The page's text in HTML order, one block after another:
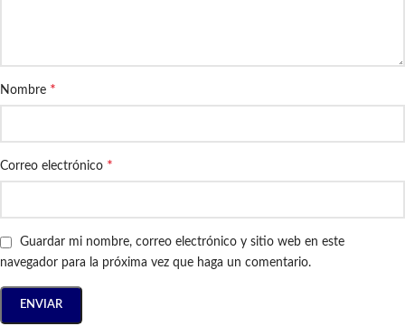
Nombre *
Correo electrónico *
Guardar mi nombre, correo electrónico y sitio web en este
navegador para la próxima vez que haga un comentario.